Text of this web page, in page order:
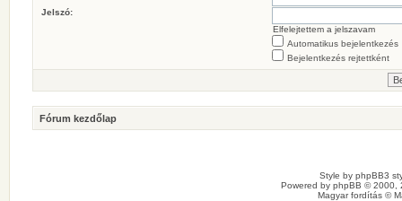
Jelszó:
Elfelejtettem a jelszavam
Automatikus bejelentkezés
Bejelentkezés rejtettként
Fórum kezdőlap
Style by phpBB3
Powered by phpBB © 2000,
Magyar fordítás ©